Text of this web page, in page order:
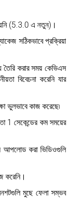
হয়নি (5.3.0 এ নতুন)।
সঠিকভাবে প্রক্রিয়া
তৈরি করার সময় কেভিএস
বিবেচনা করেনি যার
ভুলভাবে কাজ করেছে৷
1 সেকেন্ডের কম সময়ের
আপলোড করা ভিডিওগুলি
করেনি।
মুছে ফেলা সম্ভব